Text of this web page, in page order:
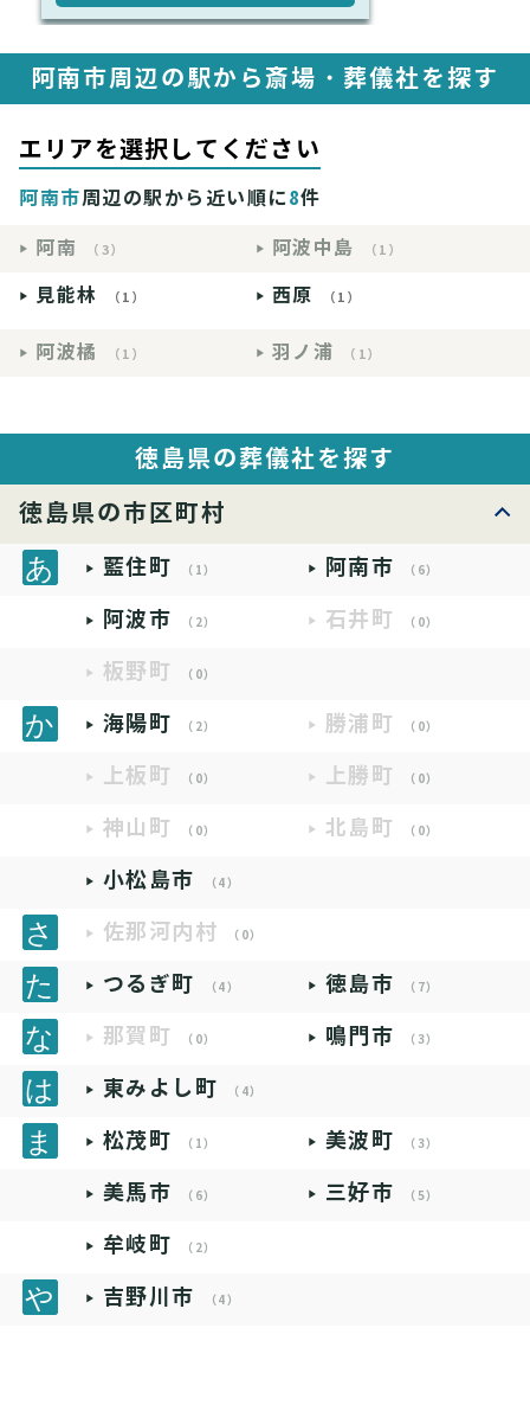
阿南市周辺の駅から斎場・葬儀社を探す
エリアを選択してください
阿南市周辺の駅から近い順に8件
阿南
（3） 阿波中島 （1）
見能林 （1） 西原 （1）
阿波橘 （1） 羽ノ浦 （1）
徳島県の葬儀社を探す
徳島県の市区町村
藍住町 （1） 阿南市 （6）
阿波市 （2） 石井町 （0）
板野町 （0）
海陽町 （2） 勝浦町 （0）
上板町 （0） 上勝町 （0）
神山町 （0） 北島町 （0）
小松島市 （4）
佐那河内村 （0）
つるぎ町 （4） 徳島市 （7）
那賀町 （0） 鳴門市 （3）
東みよし町 （4）
松茂町 （1） 美波町 （3）
美馬市 （6） 三好市 （5）
牟岐町 （2）
吉野川市 （4）